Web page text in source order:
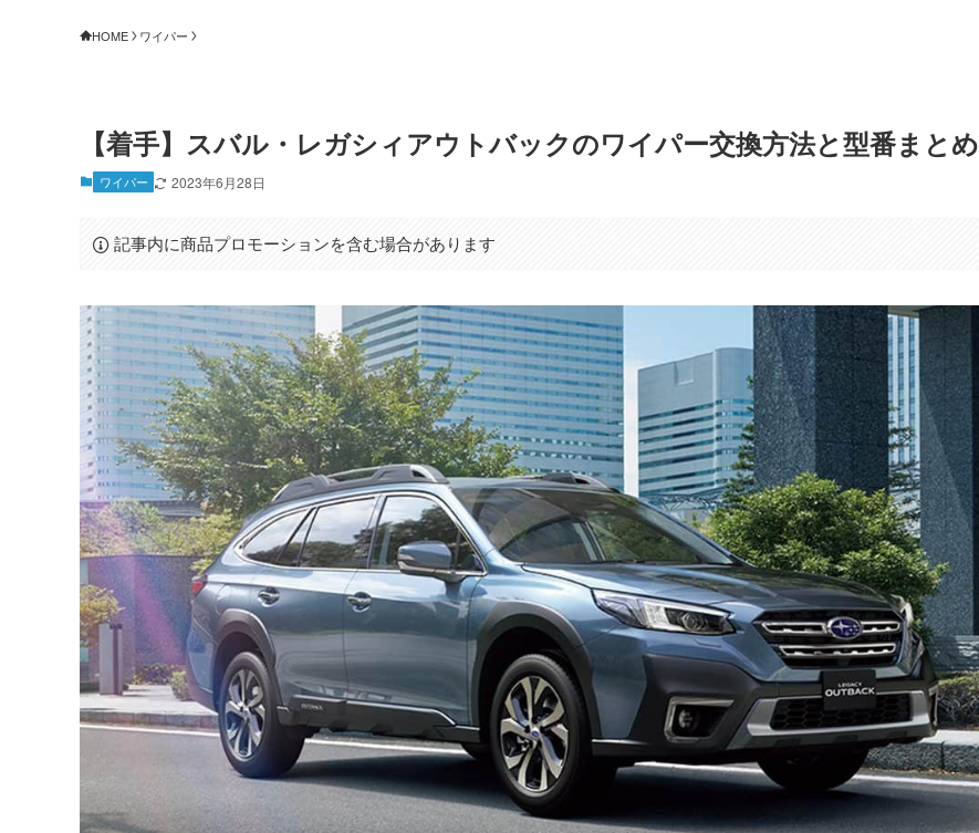
HOME ワイパー
【着手】スバル・レガシィアウトバックのワイパー交換方法と型番まとめ
ワイパー 2023年6月28日
記事内に商品プロモーションを含む場合があります